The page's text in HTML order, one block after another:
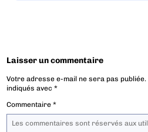
Laisser un commentaire
Votre adresse e-mail ne sera pas publiée.
indiqués avec*
Commentaire*